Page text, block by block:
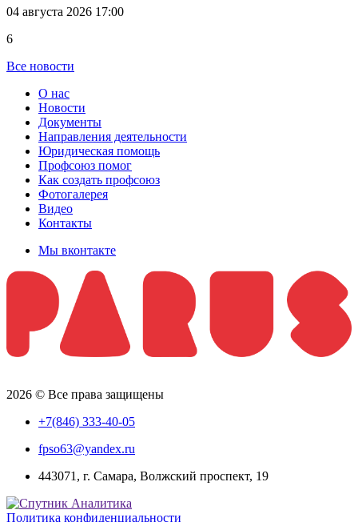
04 августа 2026 17:00
6
Все новости
О нас
Новости
Документы
Направления деятельности
Юридическая помощь
Профсоюз помог
Как создать профсоюз
Фотогалерея
Видео
Контакты
Мы вконтакте
2026 © Все права защищены
+7(846) 333-40-05
fpso63@yandex.ru
443071, г. Самара, Волжский проспект, 19
Политика конфиденциальности